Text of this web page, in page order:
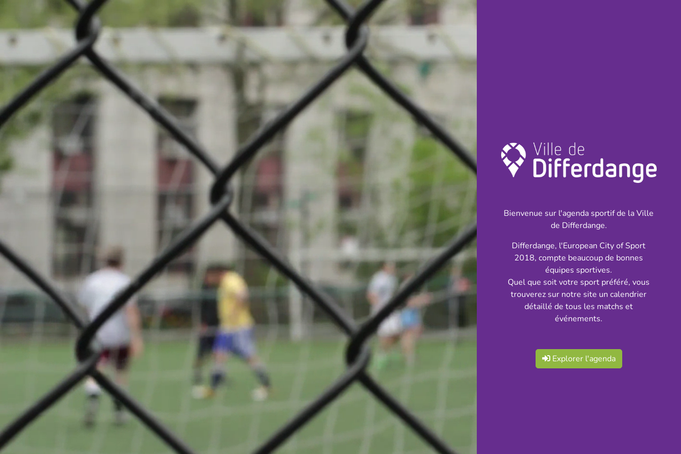
Nouveautés
Clubs locaux
A propos
Championnat: Football
INFOS
19.03.2023
16:00
Stade du Woiwer
Division 2 Série 2
Cercle Sportif
Oberkorn
VS
Etoile Sportive
Clemency
retour
© Ville de Differdange
Bienvenue sur l'agenda sportif de la Ville
de Differdange.
Differdange, l'European City of Sport
2018, compte beaucoup de bonnes
équipes sportives.
Quel que soit votre sport préféré, vous
trouverez sur notre site un calendrier
détaillé de tous les matchs et
événements.
Explorer l'agenda